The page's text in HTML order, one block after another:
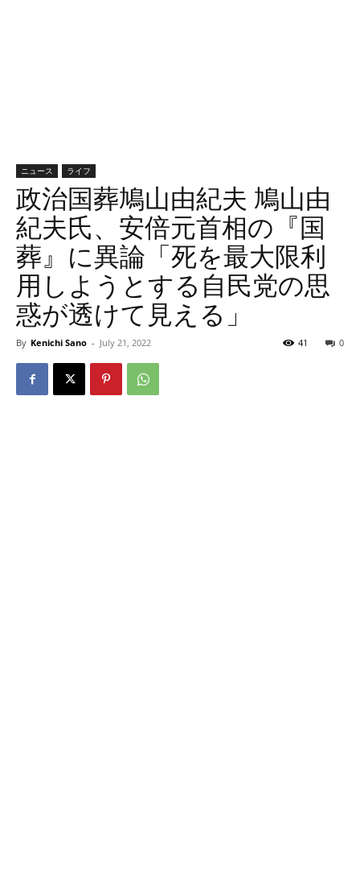
ニュース ライフ
政治国葬鳩山由紀夫 鳩山由
紀夫氏、安倍元首相の『国
葬』に異論「死を最大限利
用しようとする自民党の思
惑が透けて見える」
By Kenichi Sano - July 21, 2022 0
41